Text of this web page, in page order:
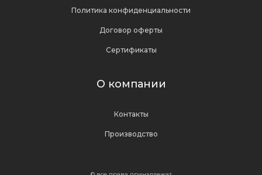
Договор оферты
Политика конфиденциальности
Сертификаты
О компании
Производство
Контакты